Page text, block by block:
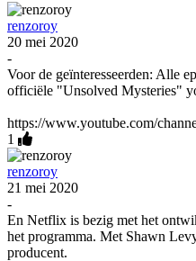
renzoroy
20 mei 2020
-
Voor de geïnteresseerden: Alle
officiële "Unsolved Mysteries"
https://www.youtube.com/
1
renzoroy
21 mei 2020
-
En Netflix is bezig met het
het programma. Met Shawn
producent.